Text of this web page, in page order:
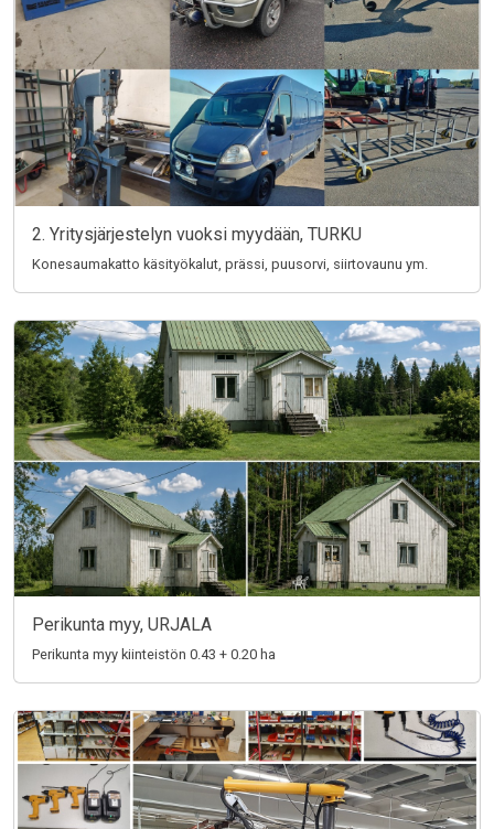
2. Yritysjärjestelyn vuoksi myydään, TURKU
Konesaumakatto käsityökalut, prässi, puusorvi, siirtovaunu ym.
Perikunta myy, URJALA
Perikunta myy kiinteistön 0.43 + 0.20 ha